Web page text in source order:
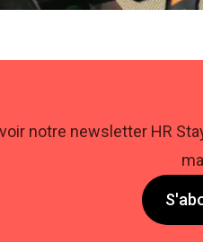
notre newsletter HR